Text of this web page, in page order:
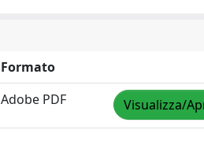
Formato
Adobe PDF Visualizza/